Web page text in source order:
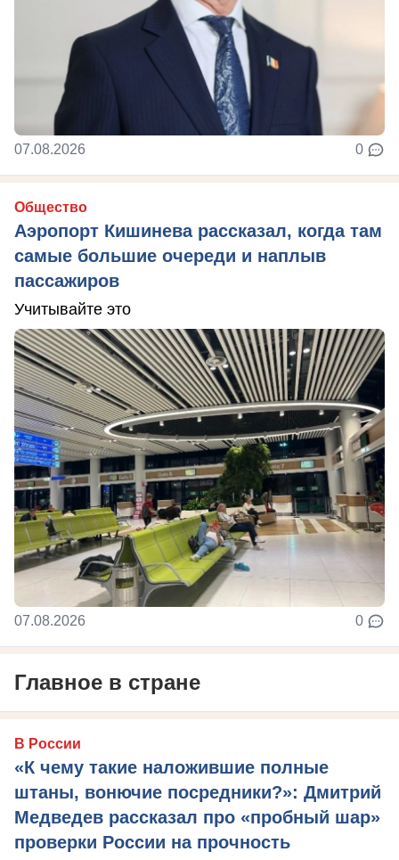
07.08.2026 0
Общество
Аэропорт Кишинева рассказал, когда там
самые большие очереди и наплыв
пассажиров
Учитывайте это
07.08.2026 0
Главное в стране
В России
«К чему такие наложившие полные
штаны, вонючие посредники?»: Дмитрий
Медведев рассказал про «пробный шар»
проверки России на прочность